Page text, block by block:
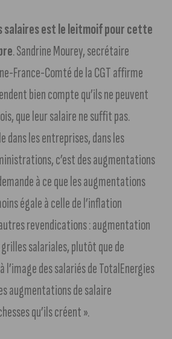
salaires est le leitmoif pour cette
. Sandrine Mourey, secrétaire
France-Comté de la CGT affirme
bien compte qu’ils ne peuvent
que leur salaire ne suffit pas.
dans les entreprises, dans les
c’est des augmentations
à ce que les augmentations
égale à celle de l’inflation
revendications : augmentation
grilles salariales, plutôt que de
l’image des salariés de TotalEnergies
augmentations de salaire
qu’ils créent ».